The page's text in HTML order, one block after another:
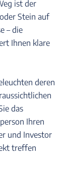
ist der
Stein auf
– die
Ihnen klare
deren
das
Ihren
und Investor
treffen